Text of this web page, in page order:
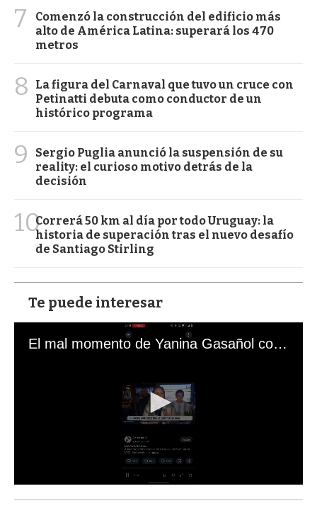
7
Comenzó la construcción del edificio más
alto de América Latina: superará los 470
metros
8
La figura del Carnaval que tuvo un cruce con
Petinatti debuta como conductor de un
histórico programa
9
Sergio Puglia anunció la suspensión de su
reality: el curioso motivo detrás de la
decisión
10Correrá 50 km al día por todo Uruguay: la
historia de superación tras el nuevo desafío
de Santiago Stirling
Te puede interesar
El mal momento de Yanina Gasañol con un hincha argentino en "Subrayado"
s